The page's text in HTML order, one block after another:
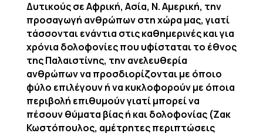
Δυτικούς σε Αφρική, Ασία, Ν. Αμερική, την
προσαγωγή ανθρώπων στη χώρα μας, γιατί
τάσσονται ενάντια στις καθημερινές και για
χρόνια δολοφονίες που υφίσταται το έθνος
της Παλαιστίνης, την ανελευθερία
ανθρώπων να προσδιορίζονται με όποιο
φύλο επιλέγουν ή να κυκλοφορούν με όποια
περιβολή επιθυμούν γιατί μπορεί να
πέσουν θύματα βίας ή και δολοφονίας (Ζακ
Κωστόπουλος, αμέτρητες περιπτώσεις